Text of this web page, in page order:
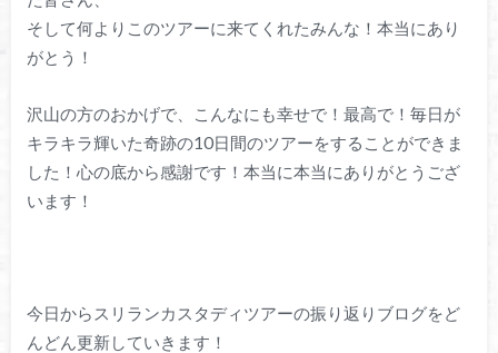
そして何よりこのツアーに来てくれたみんな！本当にあり
がとう！
沢山の方のおかげで、こんなにも幸せで！最高で！毎日が
キラキラ輝いた奇跡の10日間のツアーをすることができま
した！心の底から感謝です！本当に本当にありがとうござ
います！
今日からスリランカスタディツアーの振り返りブログをど
んどん更新していきます！